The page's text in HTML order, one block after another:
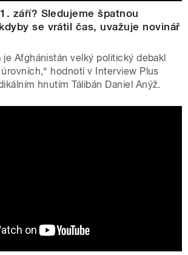
září? Sledujeme špatnou
se vrátil čas, uvažuje novinář
je Afghánistán velký politický debakl
hodnotí v Interview Plus
hnutím Tálibán Daniel Anýž.